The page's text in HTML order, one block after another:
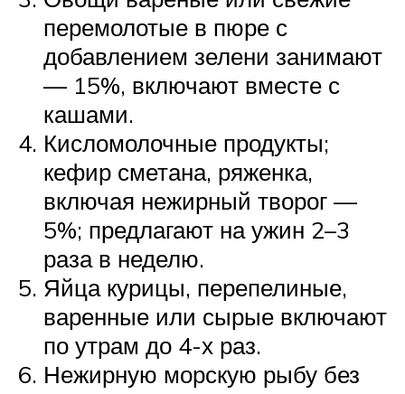
перемолотые в пюре с
добавлением зелени занимают
— 15%, включают вместе с
кашами.
Кисломолочные продукты;
кефир сметана, ряженка,
включая нежирный творог —
5%; предлагают на ужин 2–3
раза в неделю.
Яйца курицы, перепелиные,
варенные или сырые включают
по утрам до 4-х раз.
Нежирную морскую рыбу без